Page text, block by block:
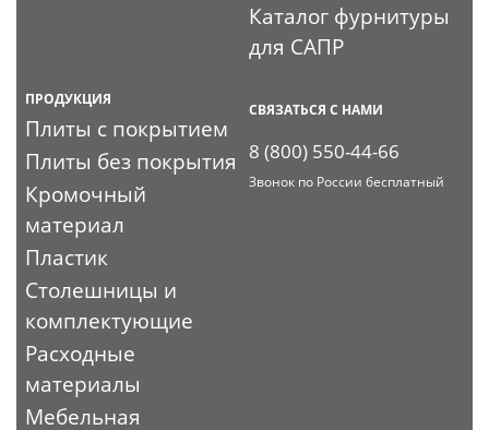
Каталог фурнитуры
для САПР
ПРОДУКЦИЯ
Плиты с покрытием
Плиты без покрытия
Кромочный
материал
Пластик
Столешницы и
комплектующие
Расходные
материалы
Мебельная
СВЯЗАТЬСЯ С НАМИ
8 (800) 550-44-66
Звонок по России бесплатный